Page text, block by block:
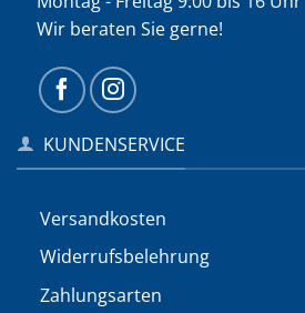
Wir beraten Sie gerne!
KUNDENSERVICE
Versandkosten
Widerrufs­belehrung
Zahlungsarten